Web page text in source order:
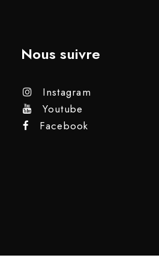
Nous suivre
Instagram
Youtube
Facebook